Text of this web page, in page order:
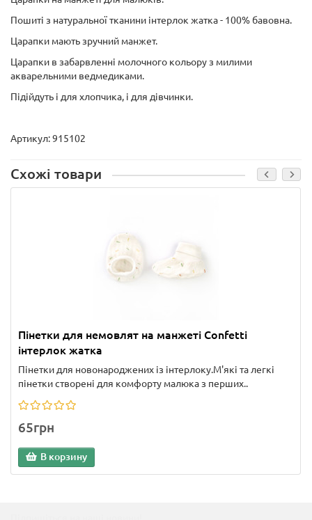
Пошиті з натуральної тканини інтерлок жатка - 100% бавовна.
Царапки мають зручний манжет.
Царапки в забарвленні молочного кольору з милими
акварельними ведмедиками.
Підійдуть і для хлопчика, і для дівчинки.
Артикул: 915102
Схожі товари
Пінетки для немовлят на манжеті Confetti
інтерлок жатка
Пінетки для новонароджених із інтерлоку.М'які та легкі
пінетки створені для комфорту малюка з перших..
65грн
В корзину